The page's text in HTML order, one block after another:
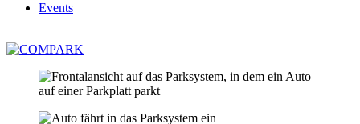
Events